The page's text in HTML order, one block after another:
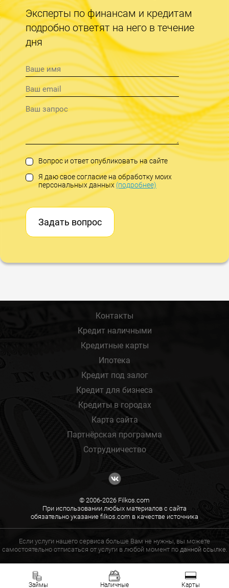
Эксперты по финансам и кредитам
подробно ответят на него в течение
дня
Вопрос и ответ опубликовать на сайте
Я даю свое согласие на обработку моих
персональных данных(подробнее)
Задать вопрос
Займы Наличные Карты
Контакты
Кредит наличными
Кредитные карты
Ипотека
Кредит под залог
Кредит для бизнеса
Кредиты в городах
Карта сайта
Партнёрская программа
Сотрудничество
© 2006-2026 Filkos.com
При использовании любых материалов с сайта
обязательно указание filkos.com в качестве источника
Если услуги нашего сервиса больше Вам не нужны, вы можете
самостоятельно отписаться от услуги в любой момент по данной ссылке.